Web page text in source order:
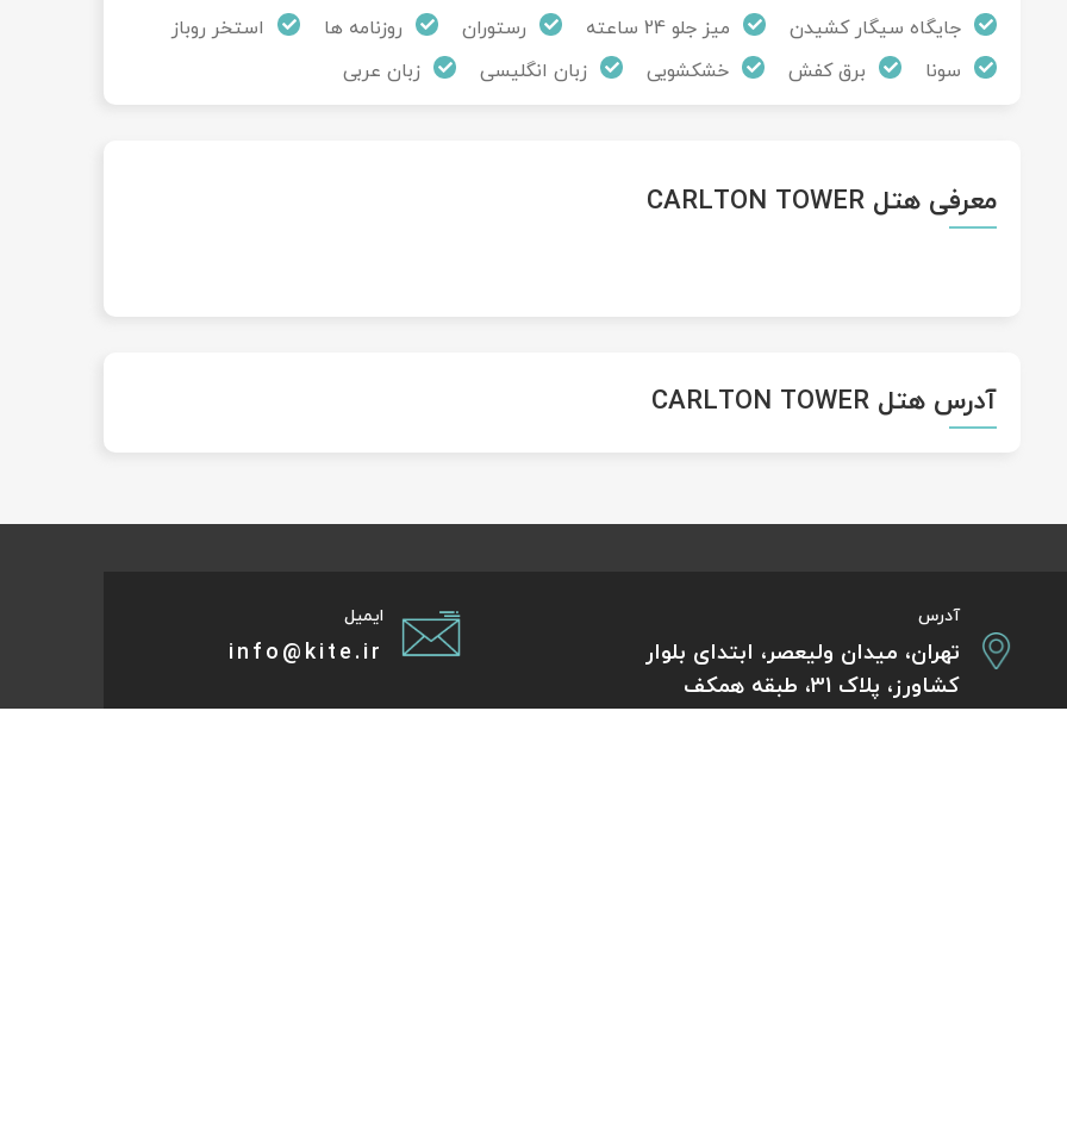
جایگاه سیگار کشیدن
میز جلو 24 ساعته رستوران روزنامه ها
استخر روباز
سونا
برق کفش خشکشویی زبان انگلیسی زبان عربی
معرفی هتل CARLTON TOWER
آدرس هتل CARLTON TOWER
آدرس
تهران، میدان ولیعصر، ابتدای بلوار
کشاورز، پلاک 31، طبقه همکف
ایمیل
info@kite.ir